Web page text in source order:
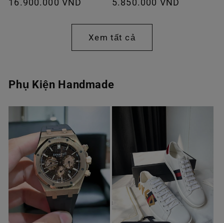
thường
Xem tất cả
Phụ Kiện Handmade